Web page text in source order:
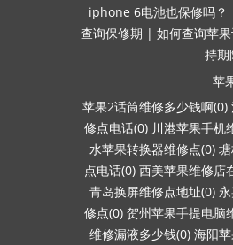
iphone 6电池也保修吗？
查询保修期 | 如何查询苹
持期
苹
苹果2话筒维修多少钱啊(0)
修点电话(0) 川港苹果手机
水苹果转换器维修点(0)
点电话(0) 西美苹果维修店
青岛换屏维修点地址(0)
修点(0) 贺州苹果手提电脑
维修漏液多少钱(0) 海阳